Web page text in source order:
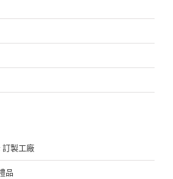
訂製工廠
品